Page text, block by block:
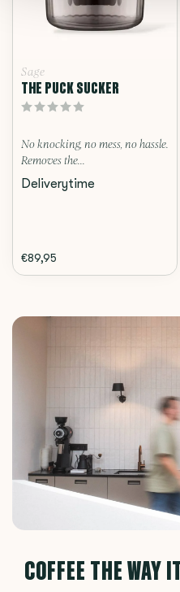
Sage
THE PUCK SUCKER
No knocking, no mess, no hassle.
Removes the...
Deliverytime
€89,95
COFFEE THE WAY